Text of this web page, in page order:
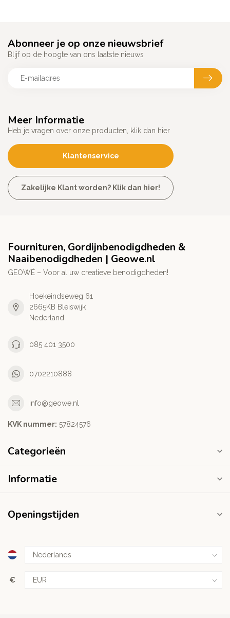
Meer Informatie
Heb je vragen over onze producten, klik dan hier
Klantenservice
Zakelijke Klant worden? Klik dan hier!
Abonneer je op onze nieuwsbrief
Blijf op de hoogte van ons laatste nieuws
Fournituren, Gordijnbenodigdheden &
Naaibenodigdheden | Geowe.nl
GEOWÉ – Voor al uw creatieve benodigdheden!
Hoekeindseweg 61
2665KB Bleiswijk
Nederland
085 401 3500
0702210888
info@geowe.nl
KVK nummer: ‭57824576‬
Categorieën
Informatie
Openingstijden
€